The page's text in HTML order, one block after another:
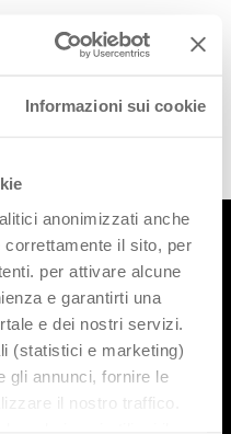
Informazioni sui cookie
anonimizzati anche
il sito, per
per attivare alcune
e garantirti una
e dei nostri servizi.
(statistici e marketing)
gli annunci, fornire le
il nostro traffico.